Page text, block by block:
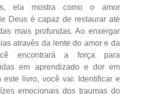
ela mostra como o amor
Deus é capaz de restaurar até
mais profundas. Ao enxergar
através da lente do amor e da
encontrará a força para
em aprendizado e dor em
este livro, você vai: Identificar e
emocionais dos traumas do